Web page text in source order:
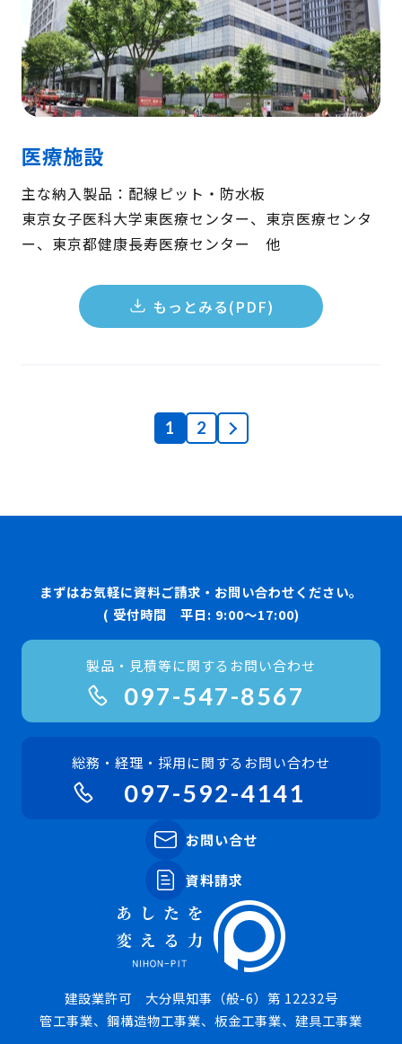
医療施設
主な納入製品：配線ピット・防水板
東京女子医科大学東医療センター、東京医療センタ
ー、東京都健康長寿医療センター 他
もっとみる(PDF)
1 2
まずはお気軽に資料ご請求・お問い合わせください。
( 受付時間 平日: 9:00〜17:00)
製品・見積等に関するお問い合わせ
097-547-8567
総務・経理・採用に関するお問い合わせ
097-592-4141
お問い合せ
資料請求
建設業許可 大分県知事（般-6）第 12232号
管工事業、鋼構造物工事業、板金工事業、建具工事業